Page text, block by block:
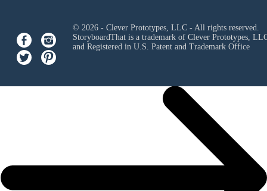
© 2026 - Clever Prototypes, LLC - All rights reserved.
StoryboardThat is a trademark of Clever Prototypes,
and Registered in U.S. Patent and Trademark Office